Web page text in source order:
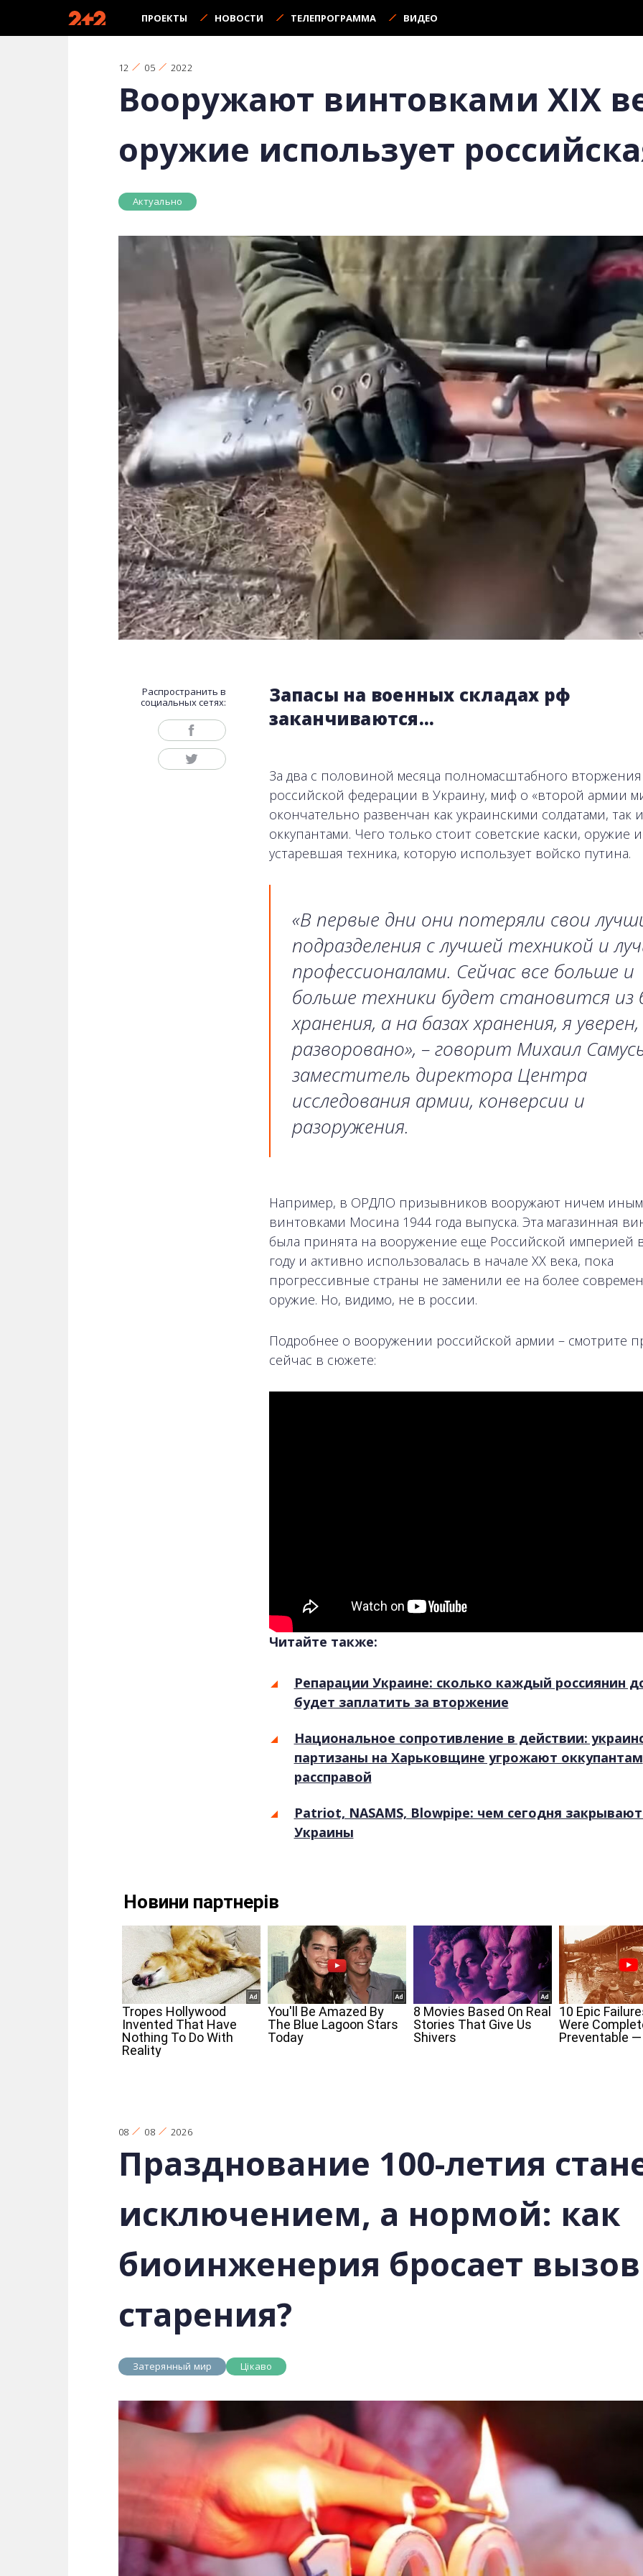
ПРОЕКТЫ НОВОСТИ ТЕЛЕПРОГРАММА ВИДЕО
12 05 2022
Вооружают винтовками XIX
оружие использует
Актуально
Распространить в
социальных сетях:
Запасы на военных складах рф
заканчиваются…
За два с половиной месяца полномасштабного вторжения
российской федерации в Украину, миф о «второй армии
окончательно развенчан как украинскими солдатами, так
оккупантами. Чего только стоит советские каски, оружие и
устаревшая техника, которую использует войско путина.
«В первые дни они потеряли свои
подразделения с лучшей техникой и
профессионалами. Сейчас все больше и
больше техники будет становится из
хранения, а на базах хранения, я уверен,
разворовано», – говорит Михаил
заместитель директора Центра
исследования армии, конверсии и
разоружения.
Например, в ОРДЛО призывников вооружают ничем
винтовками Мосина 1944 года выпуска. Эта магазинная
была принята на вооружение еще Российской империей
году и активно использовалась в начале ХХ века, пока
прогрессивные страны не заменили ее на более
оружие. Но, видимо, не в россии.
Подробнее о вооружении российской армии – смотрите
сейчас в сюжете:
Читайте также:
Репарации Украине: сколько каждый россиянин
будет заплатить за вторжение
Национальное сопротивление в действии:
партизаны на Харьковщине угрожают оккупантам
рассправой
Patriot, NASAMS, Blowpipe: чем сегодня
Украины
08 08 2026
Празднование 100-летия
исключением, а нормой: как
биоинженерия бросает
старения?
Затерянный мир Цікаво